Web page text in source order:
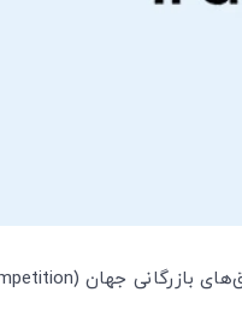
بازرگانی جهان (